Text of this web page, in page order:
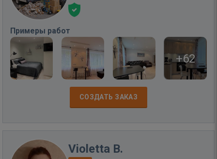
Примеры работ
+62
СОЗДАТЬ ЗАКАЗ
Violetta B.